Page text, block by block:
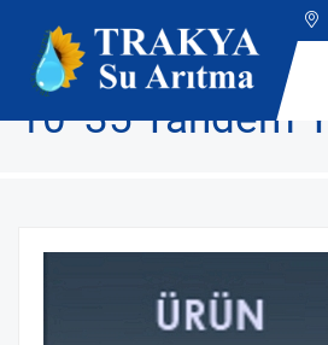
Anasayfa Ürünler Endüstriyel
10*35 Tandem